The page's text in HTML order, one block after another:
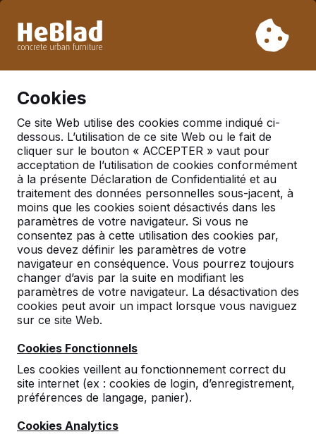
semaine 31 à la semaine 33. Veuillez donc tenir compte des
délais de livraison plus longs.
Cookies
Ce site Web utilise des cookies comme indiqué ci-
dessous. L’utilisation de ce site Web ou le fait de
cliquer sur le bouton « ACCEPTER » vaut pour
acceptation de l’utilisation de cookies conformément
à la présente Déclaration de Confidentialité et au
traitement des données personnelles sous-jacent, à
moins que les cookies soient désactivés dans les
paramètres de votre navigateur. Si vous ne
consentez pas à cette utilisation des cookies par,
vous devez définir les paramètres de votre
navigateur en conséquence. Vous pourrez toujours
changer d’avis par la suite en modifiant les
paramètres de votre navigateur. La désactivation des
cookies peut avoir un impact lorsque vous naviguez
sur ce site Web.
Cookies Fonctionnels
Les cookies veillent au fonctionnement correct du
site internet (ex : cookies de login, d’enregistrement,
préférences de langage, panier).
Cookies Analytics
Actualités
Table de ping-pong pour
les enfants de l’école
primaire